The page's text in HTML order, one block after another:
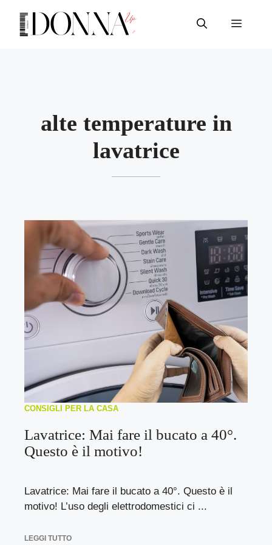
contenuto
Menu
alte temperature in
lavatrice
CONSIGLI PER LA CASA
Lavatrice: Mai fare il bucato a 40°.
Questo è il motivo!
Lavatrice: Mai fare il bucato a 40°. Questo è il
motivo! L’uso degli elettrodomestici ci ...
LEGGI TUTTO